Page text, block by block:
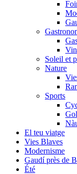
Soleil et
Nature
Sports
El teu viatge
Vies Blaves
Modernisme
Gaudí près de
Été